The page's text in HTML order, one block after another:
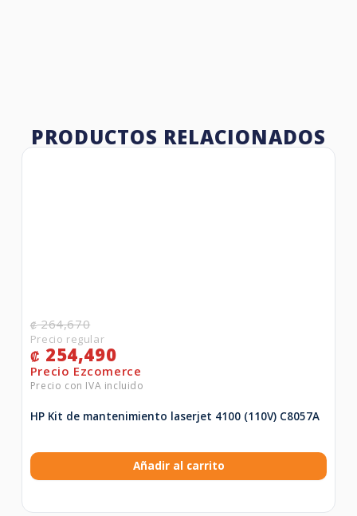
PRODUCTOS RELACIONADOS
₡264,670
₡ 254,490
HP Kit de mantenimiento laserjet 4100 (110V) C8057A
Añadir al carrito